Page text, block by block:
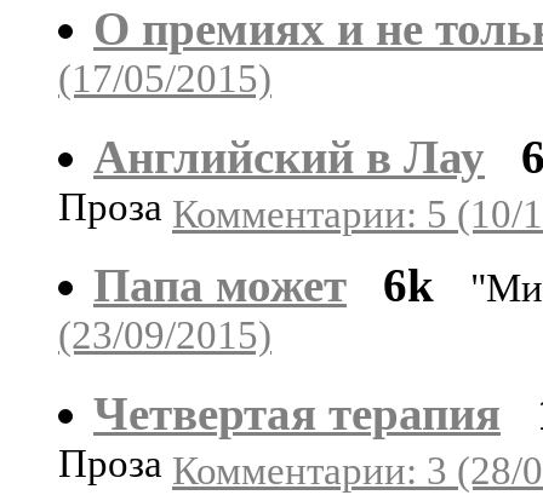
О премиях и не
(17/05/2015)
Английский в Лау
Проза Комментарии: 5 (10/
Папа может 6k
(23/09/2015)
Четвертая терапия
Проза Комментарии: 3 (28/